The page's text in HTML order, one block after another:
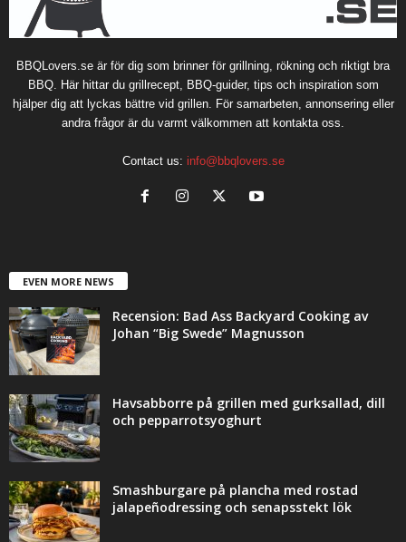
BBQLovers.se är för dig som brinner för grillning, rökning och riktigt bra
BBQ. Här hittar du grillrecept, BBQ-guider, tips och inspiration som
hjälper dig att lyckas bättre vid grillen. För samarbeten, annonsering eller
andra frågor är du varmt välkommen att kontakta oss.
Contact us: info@bbqlovers.se
EVEN MORE NEWS
Recension: Bad Ass Backyard Cooking av
Johan “Big Swede” Magnusson
Havsabborre på grillen med gurksallad, dill
och pepparrotsyoghurt
Smashburgare på plancha med rostad
jalapeñodressing och senapsstekt lök